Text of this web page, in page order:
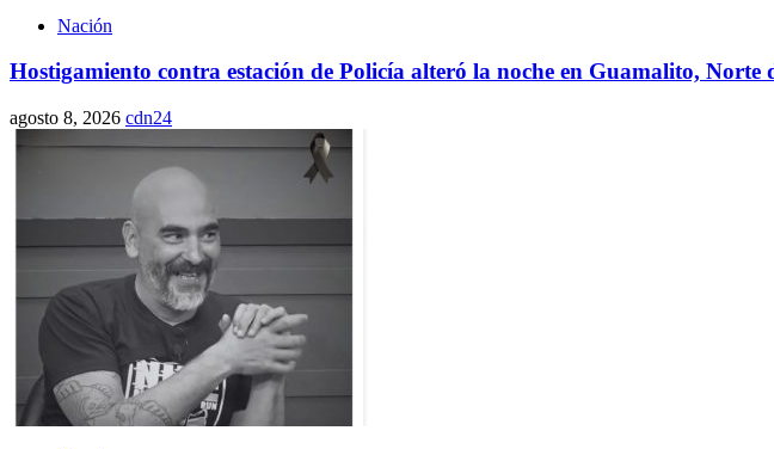
Nación
Hostigamiento contra estación de Policía alteró la noche en Guamalito, Norte
agosto 8, 2026 cdn24